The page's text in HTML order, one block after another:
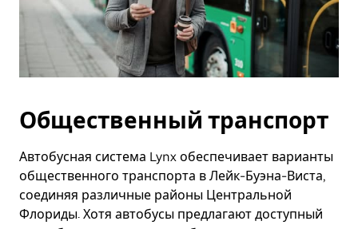
Общественный транспорт
Автобусная система Lynx обеспечивает варианты
общественного транспорта в Лейк-Буэна-Виста,
соединяя различные районы Центральной
Флориды. Хотя автобусы предлагают доступный